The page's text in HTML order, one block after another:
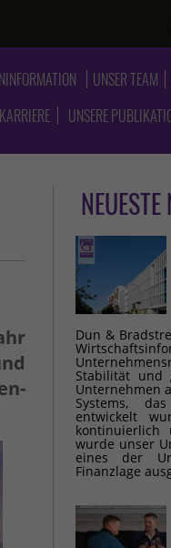
UNSER TEAM
KARRIERE UNSERE
Dun &
Stabilität und
Unternehmen
Systems,
entwickelt
wurde unser
eines der
Finanzlage